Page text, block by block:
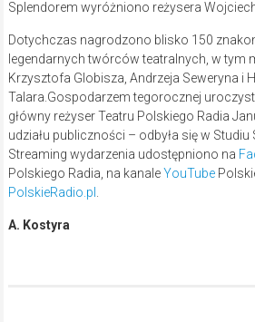
Splendorem wyróżniono reżysera
Dotychczas nagrodzono blisko 150
legendarnych twórców teatralnych, w tym
Krzysztofa Globisza, Andrzeja Seweryna i
Talara.Gospodarzem tegorocznej
główny reżyser Teatru Polskiego Radia
udziału publiczności – odbyła się w Studiu
Streaming wydarzenia udostępniono na
Polskiego Radia, na kanaleYouTube
PolskieRadio.pl
A. Kostyra